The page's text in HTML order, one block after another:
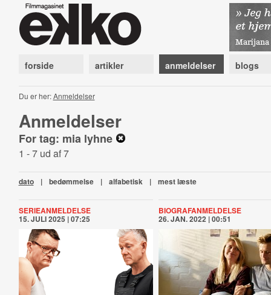
forside artikler anmeldelser blogs
Du er her:Anmeldelser
Anmeldelser
For tag: mia lyhne
1 - 7 ud af 7
dato | bedømmelse | alfabetisk | mest læste
SERIEANMELDELSE
15. JULI 2025 | 07:25
BIOGRAFANMELDELSE
26. JAN. 2022 | 00:51